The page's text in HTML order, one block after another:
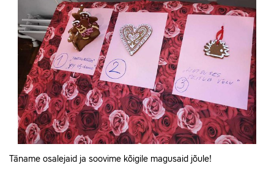
Täname osalejaid ja soovime kõigile magusaid jõule!